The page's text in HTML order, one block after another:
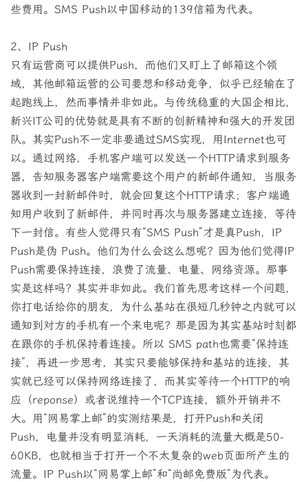
些费用。SMS Push以中国移动的139信箱为代表。
2、IP Push
只有运营商可以提供Push，而他们又盯上了邮箱这个领
域，其他邮箱运营的公司要想和移动竞争，似乎已经输在了
起跑线上，然而事情并非如此。与传统稳重的大国企相比，
新兴IT公司的优势就是具有不断的创新精神和强大的开发团
队。其实Push不一定非要通过SMS实现，用Internet也可
以。通过网络，手机客户端可以发送一个HTTP请求到服务
器，告知服务器客户端需要这个用户的新邮件通知，当服务
器收到一封新邮件时，就会回复这个HTTP请求；客户端通
知用户收到了新邮件，并同时再次与服务器建立连接，等待
下一封信。有些人觉得只有“SMS Push”才是真Push，IP
Push是伪 Push。他们为什么会这么想呢？因为他们觉得IP
Push需要保持连接，浪费了流量、电量、网络资源。那事
实是这样吗？其实并非如此。我们首先思考这样一个问题，
你打电话给你的朋友，为什么基站在很短几秒钟之内就可以
通知到对方的手机有一个来电呢？那是因为其实基站时刻都
在跟你的手机保持着连接。所以 SMS path也需要“保持连
接”，再进一步思考，其实只要能够保持和基站的连接，其
实就已经可以保持网络连接了，而其实等待一个HTTP的响
应（reponse）或者说维持一个TCP连接，额外开销并不
大。用“网易掌上邮”的实测结果是，打开Push和关闭
Push，电量并没有明显消耗，一天消耗的流量大概是50-
60KB，也就相当于打开一个不太复杂的web页面所产生的
流量。IP Push以“网易掌上邮”和“尚邮免费版”为代表。